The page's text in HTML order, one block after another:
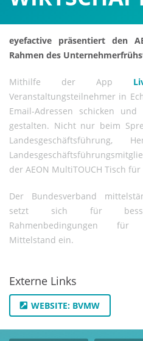
eyefactive präsentiert den
Rahmen des
Mithilfe der App
Veranstaltungsteilnehmer in
Email-Adressen schicken
gestalten. Nicht nur beim
der AEON MultiTOUCH Tisch
Der Bundesverband
setzt sich für
Rahmenbedingungen für
Mittelstand ein.
Externe Links
WEBSITE: BVMW